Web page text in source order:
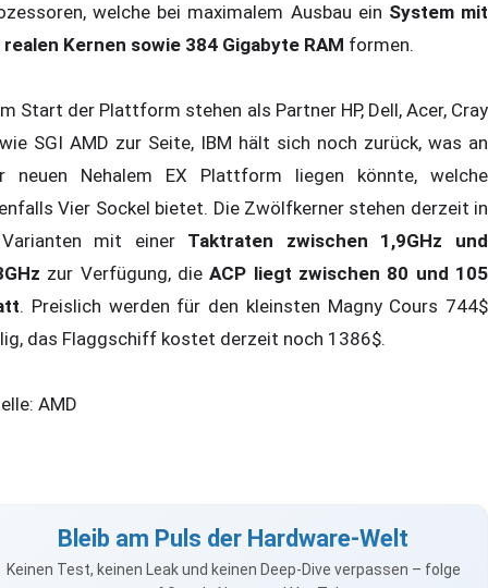
welche bei maximalem Ausbau ein System mit
realen Kernen sowie 384 Gigabyte RAM formen.
Start der Plattform stehen als Partner HP, Dell, Acer, Cray
SGI AMD zur Seite, IBM hält sich noch zurück, was an
neuen Nehalem EX Plattform liegen könnte, welche
Vier Sockel bietet. Die Zwölfkerner stehen derzeit in
mit einerTaktraten zwischen 1,9GHz und
zur Verfügung, dieACP liegt zwischen 80 und 105
. Preislich werden für den kleinsten Magny Cours 744$
das Flaggschiff kostet derzeit noch 1386$.
AMD
Bleib am Puls der Hardware-Welt
Keinen Test, keinen Leak und keinen Deep-Dive verpassen – folge